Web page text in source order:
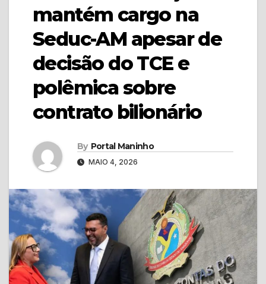
mantém cargo na
Seduc-AM apesar de
decisão do TCE e
polêmica sobre
contrato bilionário
By Portal Maninho
MAIO 4, 2026